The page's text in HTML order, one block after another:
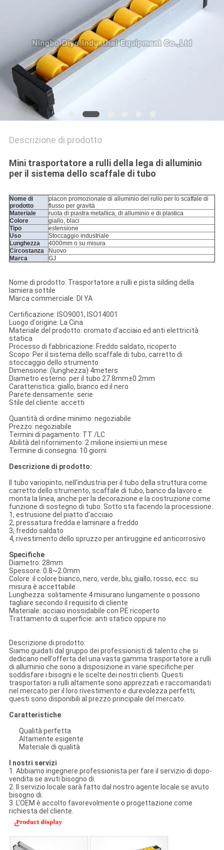
PRIVACY
POLICY
Descrizione di prodotto
Mini trasportatore a rulli della lega di alluminio
per il sistema dello scaffale di tubo
Nome di
prodotto
placon promozionale di alluminio del rullo per lo scaffale di
flusso per gravità
Materiale
ruota di piastra metallica, di alluminio e di plastica
Colore
giallo, blaci
Tipo
estensione
Uso
Stoccaggio industriale
Lunghezza
4000mm o su misura
Circostanza
Nuovo
Marca
GJ
Nome di prodotto: Trasportatore a rulli e pista silding della
lamiera sottile
Marca commerciale: DI YA
Certificazione: ISO9001, ISO14001
Luogo d'origine: La Cina
Materiale del prodotto: cromato d'acciaio ed anti elettricità
statica
Processo di fabbricazione: Freddo saldato, ricoperto
Scopo: Per il sistema dello scaffale di tubo, carretto di
stoccaggio dello strumento
Dimensione: (lunghezza) 4meters
Diametro esterno: per il tubo 27.8mm±0.2mm
Caratteristica: giallo, bianco ed il nero
Parete densamente: serie
Stile del cliente: accetti
Quantità di ordine minimo: negoziabile
Prezzo: negoziabile
Termini di pagamento: TT /LC
Abilità del rifornimento: 2 milione insiemi un mese
Termine di consegna: 10 giorni
Descrizione di prodotto:
Il tubo variopinto, nell'industria per il tubo della struttura come
carretto dello strumento, scaffale di tubo, banco da lavoro e
monta la linea, anche per la decorazione e la costruzione come
funzione di sostegno di tubo. Sotto sta facendo la processione:
1, estrusione del piatto d'acciaio
2, pressatura fredda e laminare a freddo
3, freddo saldato
4, rivestimento dello spruzzo per antiruggine ed anticorrosivo
Specifiche
Diametro: 28mm
Spessore: 0.8~2.0mm
Colore: il colore bianco, nero, verde, blu, giallo, rosso, ecc. su
misura è accettabile
Lunghezza: solitamente 4 misurano lungamente o possono
tagliare secondo il requisito di cliente
Materiale: acciaio inossidabile con PE ricoperto
Trattamento di superficie: anti statico oppure no
Descrizione di prodotto:
Siamo guidati dal gruppo dei professionisti di talento che si
dedicano nell'offerta del una vasta gamma trasportatore a rulli
di alluminio che sono a disposizione in varie specifiche per
soddisfare i bisogni e le scelte dei nostri clienti. Questi
trasportatori a rulli altamente sono apprezzati e raccomandati
nel mercato per il loro rivestimento e durevolezza perfetti;
questi sono disponibili al prezzo principale del mercato.
Caratteristiche:
Qualità perfetta
Altamente esigente
Materiale di qualità
I nostri servizi
1. Abbiamo ingegnere professionista per fare il servizio di dopo-
vendita se avuti bisogno di.
2. Il servizio locale sarà fatto dal nostro agente locale se avuto
bisogno di.
3. L'OEM è accolto favorevolmente o progettazione come
richiesta del cliente.